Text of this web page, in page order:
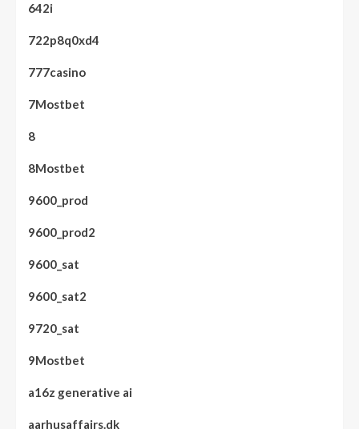
642i
722p8q0xd4
777casino
7Mostbet
8
8Mostbet
9600_prod
9600_prod2
9600_sat
9600_sat2
9720_sat
9Mostbet
a16z generative ai
aarhusaffairs.dk